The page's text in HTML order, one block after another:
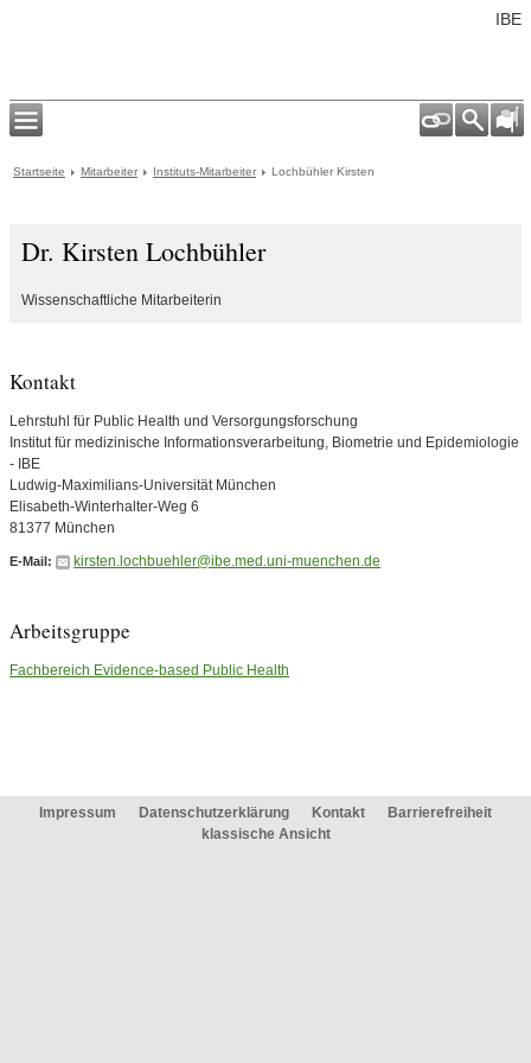
IBE
Startseite Mitarbeiter Instituts-Mitarbeiter Lochbühler Kirsten
Dr. Kirsten Lochbühler
Wissenschaftliche Mitarbeiterin
Kontakt
Lehrstuhl für Public Health und Versorgungsforschung
Institut für medizinische Informationsverarbeitung, Biometrie und Epidemiologie
- IBE
Ludwig-Maximilians-Universität München
Elisabeth-Winterhalter-Weg 6
81377 München
E-Mail: kirsten.lochbuehler@ibe.med.uni-muenchen.de
Arbeitsgruppe
Fachbereich Evidence-based Public Health
Impressum Datenschutzerklärung Kontakt
Barrierefreiheit
klassische Ansicht